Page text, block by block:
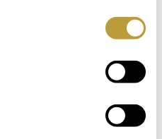
Mehr sehen